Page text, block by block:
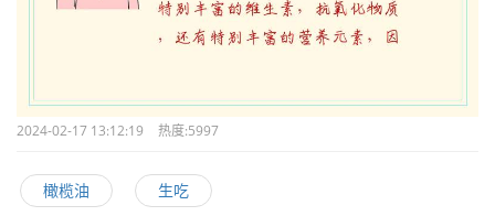
2024-02-17 13:12:19 热度:5997
橄榄油 生吃